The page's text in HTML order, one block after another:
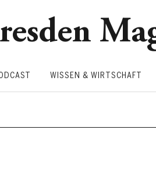
WISSEN & WIRTSCHAFT